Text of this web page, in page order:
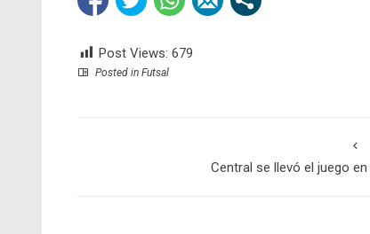
Post Views: 679
Posted in Futsal
Central se llevó el juego